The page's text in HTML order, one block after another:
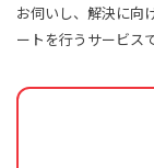
お伺いし、解決に向
ートを行うサービスで